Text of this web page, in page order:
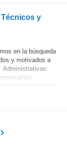
y
en la búsqueda
y motivados a
Administrativas: